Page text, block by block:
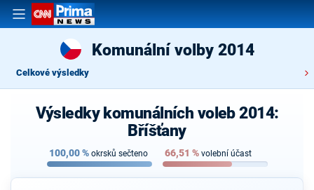
Komunální volby 2014
Celkové výsledky
Výsledky komunálních voleb 2014:
Bříšťany
100,00% okrsků sečteno 66,51 % volební účast